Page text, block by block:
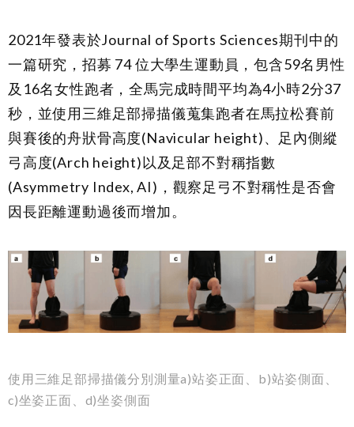
2021年發表於Journal ofSports Sciences期刊中的
一篇研究，招募 74位大學生運動員，包含59名男性
及 16名女性跑者，全馬完成時間平均為4小時2分37
秒，並使用三維足部掃描儀蒐集跑者在馬拉松賽前
與賽後的舟狀骨高度(Navicular height)、足內側縱
弓高度(Arch height)以及足部不對稱指數
(Asymmetry Index, AI)，觀察足弓不對稱性是否會
因長距離運動過後而增加。
使用三維足部掃描儀分別測量a)站姿正面、 b)站姿側面、
c)坐姿正面、 d)坐姿側面